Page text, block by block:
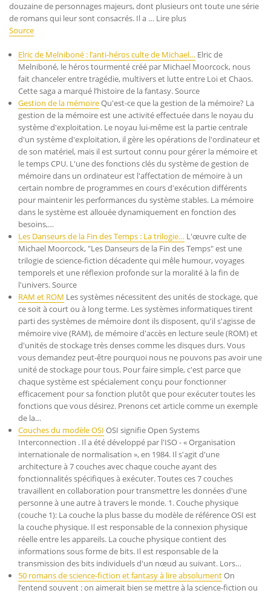
douzaine de personnages majeurs, dont plusieurs ont toute une série
de romans qui leur sont consacrés. Il a … Lire plus
Source
Elric de Melniboné : l’anti-héros culte de Michael… Elric de
Melniboné, le héros tourmenté créé par Michael Moorcock, nous
fait chanceler entre tragédie, multivers et lutte entre Loi et Chaos.
Cette saga a marqué l’histoire de la fantasy. Source
Gestion de la mémoireQu'est-ce que la gestion de la mémoire? La
gestion de la mémoire est une activité effectuée dans le noyau du
système d'exploitation. Le noyau lui-même est la partie centrale
d'un système d'exploitation, il gère les opérations de l'ordinateur et
de son matériel, mais il est surtout connu pour gérer la mémoire et
le temps CPU. L'une des fonctions clés du système de gestion de
mémoire dans un ordinateur est l'affectation de mémoire à un
certain nombre de programmes en cours d'exécution différents
pour maintenir les performances du système stables. La mémoire
dans le système est allouée dynamiquement en fonction des
besoins,…
Les Danseurs de la Fin des Temps : La trilogie… L'œuvre culte de
Michael Moorcock, "Les Danseurs de la Fin des Temps" est une
trilogie de science-fiction décadente qui mêle humour, voyages
temporels et une réflexion profonde sur la moralité à la fin de
l'univers. Source
RAM et ROM Les systèmes nécessitent des unités de stockage, que
ce soit à court ou à long terme. Les systèmes informatiques tirent
parti des systèmes de mémoire dont ils disposent, qu'il s'agisse de
mémoire vive (RAM), de mémoire d'accès en lecture seule (ROM) et
d'unités de stockage très denses comme les disques durs. Vous
vous demandez peut-être pourquoi nous ne pouvons pas avoir une
unité de stockage pour tous. Pour faire simple, c'est parce que
chaque système est spécialement conçu pour fonctionner
efficacement pour sa fonction plutôt que pour exécuter toutes les
fonctions que vous désirez. Prenons cet article comme un exemple
de la…
Couches du modèle OSI OSI signifie Open Systems
Interconnection . Il a été développé par l'ISO - « Organisation
internationale de normalisation », en 1984. Il s'agit d'une
architecture à 7 couches avec chaque couche ayant des
fonctionnalités spécifiques à exécuter. Toutes ces 7 couches
travaillent en collaboration pour transmettre les données d'une
personne à une autre à travers le monde. 1. Couche physique
(couche 1): La couche la plus basse du modèle de référence OSI est
la couche physique. Il est responsable de la connexion physique
réelle entre les appareils. La couche physique contient des
informations sous forme de bits. Il est responsable de la
transmission des bits individuels d'un nœud au suivant. Lors…
50 romans de science-fiction et fantasy à lire absolumentOn
l’entend souvent : on aimerait bien se mettre à la science-fiction ou